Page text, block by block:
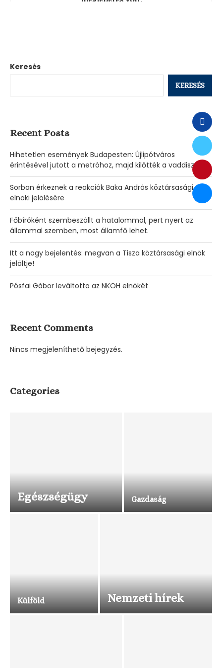
Keresés
KERESÉS
Recent Posts
Hihetetlen események Budapesten: Újlipótváros
érintésével jutott a metróhoz, majd kilőtték a vaddisznót.
Sorban érkeznek a reakciók Baka András köztársasági
elnöki jelölésére
Főbíróként szembeszállt a hatalommal, pert nyert az
állammal szemben, most államfő lehet.
Itt a nagy bejelentés: megvan a Tisza köztársasági elnök
jelöltje!
Pósfai Gábor leváltotta az NKOH elnökét
Recent Comments
Nincs megjeleníthető bejegyzés.
Categories
Egészségügy Gazdaság
Külföld Nemzeti hírek